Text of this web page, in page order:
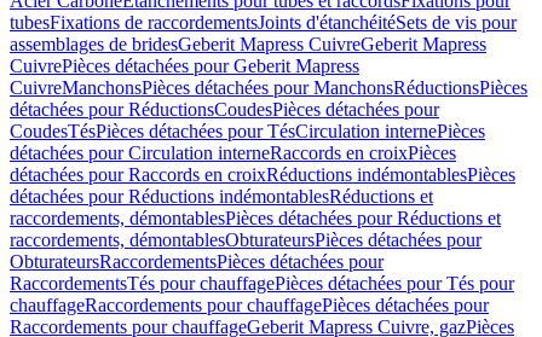
tubesFixations de raccordementsJoints d'étanchéitéSets de vis pour
assemblages de bridesGeberit Mapress CuivreGeberit Mapress
CuivrePièces détachées pour Geberit Mapress
CuivreManchonsPièces détachées pour ManchonsRéductionsPièces
détachées pour RéductionsCoudesPièces détachées pour
CoudesTésPièces détachées pour TésCirculation internePièces
détachées pour Circulation interneRaccords en croixPièces
détachées pour Raccords en croixRéductions indémontablesPièces
détachées pour Réductions indémontablesRéductions et
raccordements, démontablesPièces détachées pour Réductions et
raccordements, démontablesObturateursPièces détachées pour
ObturateursRaccordementsPièces détachées pour
RaccordementsTés pour chauffagePièces détachées pour Tés pour
chauffageRaccordements pour chauffagePièces détachées pour
Raccordements pour chauffageGeberit Mapress Cuivre, gazPièces